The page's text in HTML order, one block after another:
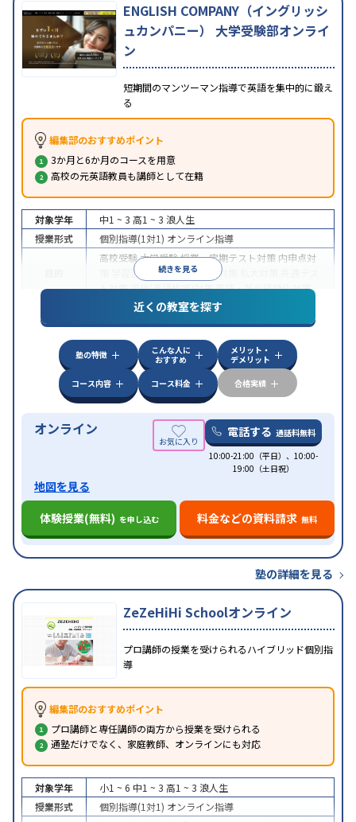
ENGLISH COMPANY（イングリッシ
ュカンパニー） 大学受験部オンライ
ン
短期間のマンツーマン指導で英語を集中的に鍛え
る
編集部のおすすめポイント
3か月と6か月のコースを用意
高校の元英語教員も講師として在籍
続きを見る
対象学年 中1 ~ 3 高1 ~ 3 浪人生
授業形式
個別指導(1対1) オンライン指導
高校受験大学受験授業・定期テスト対策 内申点対
学習習慣の定着国公立大対策
ト対策英検(英語検定)対策英語・英会話特化対策
特徴
中高一貫校生に対応授業の振替可能
学習にPC・タブレットを利用オンライン対応1
科目から受講可能
近くの教室を探す
塾の特徴
こんな人に
おすすめ
メリット・
デメリット
コース内容
コース料金 合格実績
オンライン 電話する 通話料無料
10:00-21:00（平日）、10:00-
19:00（土日祝）
地図を見る
体験授業(無料) を申し込む 料金などの資料請求 無料
塾の詳細を見る
ZeZeHiHi Schoolオンライン
プロ講師の授業を受けられるハイブリッド個別指
導
編集部のおすすめポイント
プロ講師と専任講師の両方から授業を受けられる
通塾だけでなく、家庭教師、オンラインにも対応
対象学年 小1 ~ 6 中1 ~ 3 高1 ~ 3 浪人生
授業形式
個別指導(1対1) オンライン指導